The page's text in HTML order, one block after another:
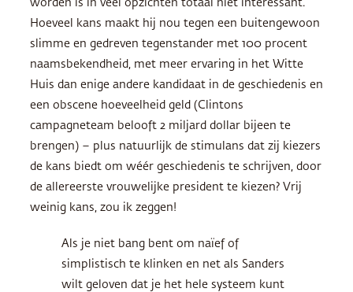
worden is in veel opzichten totaal niet interessant.
Hoeveel kans maakt hij nou tegen een buitengewoon
slimme en gedreven tegenstander met 100 procent
naamsbekendheid, met meer ervaring in het Witte
Huis dan enige andere kandidaat in de geschiedenis en
een obscene hoeveelheid geld (Clintons
campagneteam belooft 2 miljard dollar bijeen te
brengen) – plus natuurlijk de stimulans dat zij kiezers
de kans biedt om wéér geschiedenis te schrijven, door
de allereerste vrouwelijke president te kiezen? Vrij
weinig kans, zou ik zeggen!
Als je niet bang bent om naïef of
simplistisch te klinken en net als Sanders
wilt geloven dat je het hele systeem kunt